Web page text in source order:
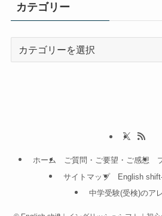
ブ
カテゴリー
ホーム ご質問・ご要望・ご感想
サイトマップ
English
中学受験(受検)のア